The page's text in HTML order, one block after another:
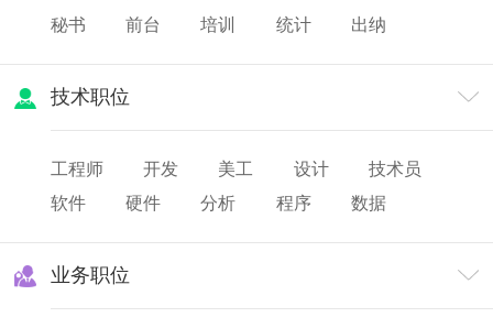
秘书
前台 培训 统计
出纳
技术职位
工程师 开发 美工 设计
技术员
软件
硬件 分析 程序
数据
业务职位